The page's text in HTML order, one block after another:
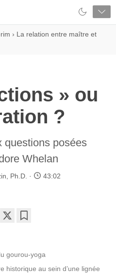
› La relation entre maître et
» ou
?
questions posées
Whelan
Ph.D. 43:02
gourou-yoga
historique au sein d’une lignée